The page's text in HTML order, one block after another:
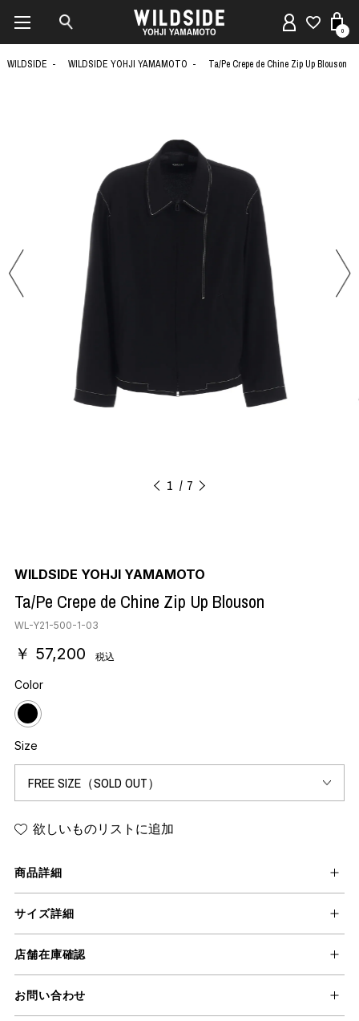
0
WILDSIDE WILDSIDE YOHJI YAMAMOTO Ta/Pe Crepe de Chine Zip Up Blouson
1 7
WILDSIDE YOHJI YAMAMOTO
Ta/Pe Crepe de Chine Zip Up Blouson
WL-Y21-500-1-03
￥ 57,200 税込
Color
Size
欲しいものリストに追加
商品詳細
サイズ詳細
店舗在庫確認
お問い合わせ